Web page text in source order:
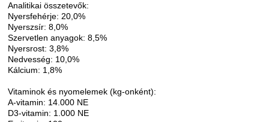
Analitikai összetevők:
Nyersfehérje: 20,0%
Nyerszsír: 8,0%
Szervetlen anyagok: 8,5%
Nyersrost: 3,8%
Nedvesség: 10,0%
Kálcium: 1,8%
Vitaminok és nyomelemek (kg-onként):
A-vitamin: 14.000 NE
D3-vitamin: 1.000 NE